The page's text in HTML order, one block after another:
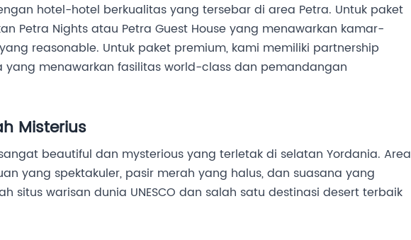
hotel-hotel berkualitas yang tersebar di area Petra. Untuk paket
Petra Nights atau Petra Guest House yang menawarkan kamar-
reasonable. Untuk paket premium, kami memiliki partnership
yang menawarkan fasilitas world-class dan pemandangan
Misterius
beautiful dan mysterious yang terletak di selatan Yordania. Area
yang spektakuler, pasir merah yang halus, dan suasana yang
situs warisan dunia UNESCO dan salah satu destinasi desert terbaik